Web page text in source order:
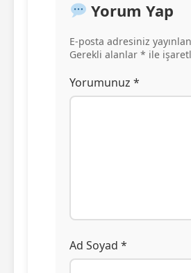
Yorum Yap
E-posta adresiniz
Gerekli alanlar * ile
Yorumunuz *
Ad Soyad *